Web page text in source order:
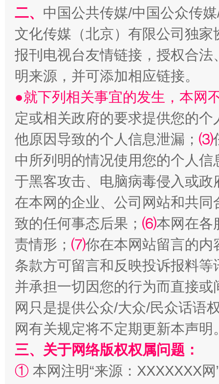
受贿1.44亿！段成刚被判无期 从幼
全民健身五年计划来了！等你上场
阿坝州三大球赛在茂县开幕 规模
二、 中国公共传媒/中国公众传
文化传媒（北京）有限公司独
报刊电视台友情链接，授权合
明来源，并可添加相应链接。
●就下列相关事宜的发生，本网
定或相关政府的要求提供您的个
他原因导致的个人信息泄漏； ⑶
中所列明的情况使用您的个人
于黑客攻击、电脑病毒侵入或
在本网的企业、公司网站和共
致的任何事态后果； ⑹本网在各
责情形； ⑺你在本网站留言的内
条款方可留言和反映投诉报料
并承担一切因您的行为而直接
网只是提供公众/大众/民众话语
网有关规定将不定期更新本声明
三、关于网络版权权属问题：
① 本网注明“来源：XXXXXXX